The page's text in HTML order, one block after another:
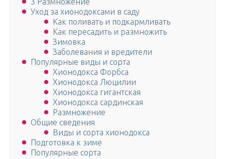
Уход за хионодоксами в саду
Как поливать и подкармливать
Как пересадить и размножить
Зимовка
Заболевания и вредители
Популярные виды и сорта
Хионодокса Форбса
Хионодокса Люцилии
Хионодокса гигантская
Хионодокса сардинская
Размножение
Общие сведения
Виды и сорта хионодокса
Подготовка к зиме
Популярные сорта